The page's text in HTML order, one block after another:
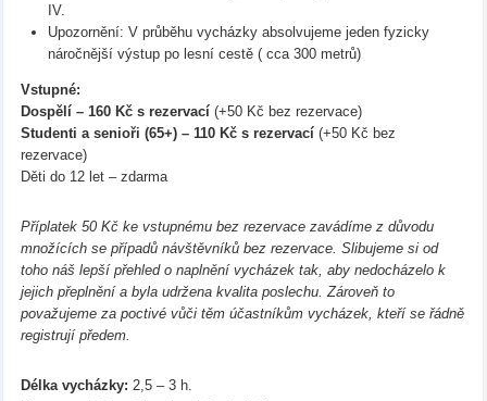
IV.
Upozornění: V průběhu vycházky absolvujeme jeden fyzicky
náročnější výstup po lesní cestě ( cca 300 metrů)
Vstupné:
Dospělí – 160 Kč s rezervací (+50 Kč bez rezervace)
Studenti a senioři (65+) – 110 Kč s rezervací (+50 Kč bez
rezervace)
Děti do 12 let – zdarma
Příplatek 50 Kč ke vstupnému bez rezervace zavádíme z důvodu
množících se případů návštěvníků bez rezervace. Slibujeme si od
toho náš lepší přehled o naplnění vycházek tak, aby nedocházelo k
jejich přeplnění a byla udržena kvalita poslechu. Zároveň to
považujeme za poctivé vůči těm účastníkům vycházek, kteří se řádně
registrují předem.
Délka vycházky: 2,5 – 3 h.